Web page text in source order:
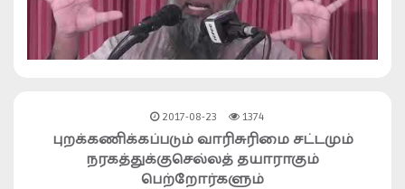
2017-08-23 1374
புறக்கணிக்கப்படும் வாரிசுரிமை சட்டமும்
நரகத்துக்குசெல்லத் தயாராகும்
பெற்றோர்களும்